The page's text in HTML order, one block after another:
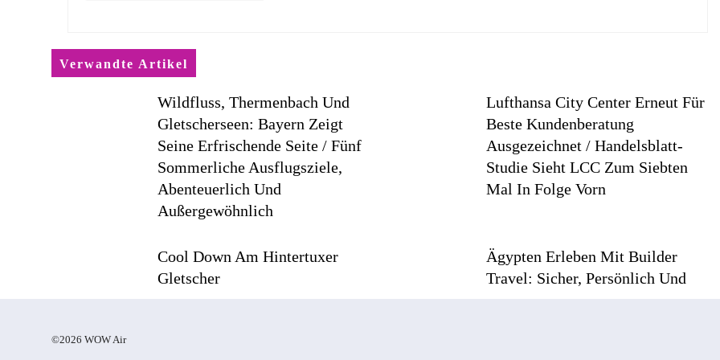
Verwandte Artikel
Wildfluss, Thermenbach Und
Gletscherseen: Bayern Zeigt
Seine Erfrischende Seite / Fünf
Sommerliche Ausflugsziele,
Abenteuerlich Und
Außergewöhnlich
Lufthansa City Center Erneut Für
Beste Kundenberatung
Ausgezeichnet / Handelsblatt-
Studie Sieht LCC Zum Siebten
Mal In Folge Vorn
Cool Down Am Hintertuxer
Gletscher
Ägypten Erleben Mit Builder
Travel: Sicher, Persönlich Und
©2026 WOW Air